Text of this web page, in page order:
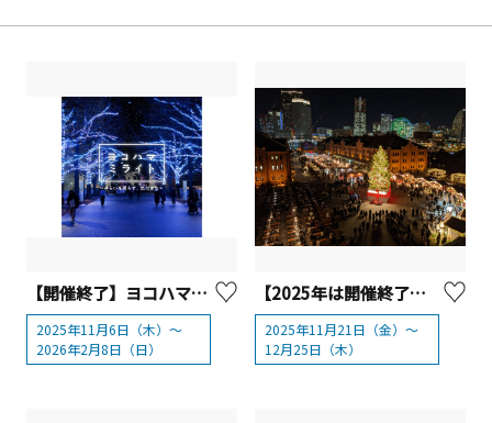
【開催終了】ヨコハマミライト2025 ～みらいを照らす、光のまち～
2025年11月6日（木）～
2026年2月8日（日）
【2025年は開催終了】Christmas Market in 横浜赤レンガ倉庫
2025年11月21日（金）～
12月25日（木）